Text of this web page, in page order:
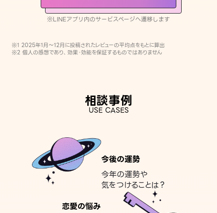
※LINEアプリ内のサービスページへ遷移します
※1 2025年1月〜12月に投稿されたレビューの平均点をもとに算出
※2 個人の感想であり、効果・効能を保証するものではありません
相談事例
USE CASES
今後の運勢
今年の運勢や
気をつけることは？
恋愛の悩み